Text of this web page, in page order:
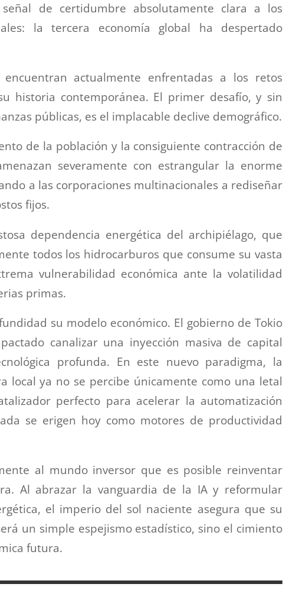
de certidumbre absolutamente clara a los
la tercera economía global ha despertado
actualmente enfrentadas a los retos
historia contemporánea. El primer desafío, y sin
públicas, es el implacable declive demográfico.
de la población y la consiguiente contracción de
severamente con estrangular la enorme
a las corporaciones multinacionales a rediseñar
fijos.
dependencia energética del archipiélago, que
todos los hidrocarburos que consume su vasta
vulnerabilidad económica ante la volatilidad
primas.
su modelo económico. El gobierno de Tokio
canalizar una inyección masiva de capital
profunda. En este nuevo paradigma, la
local ya no se percibe únicamente como una letal
perfecto para acelerar la automatización
se erigen hoy como motores de productividad
al mundo inversor que es posible reinventar
Al abrazar la vanguardia de la IA y reformular
el imperio del sol naciente asegura que su
un simple espejismo estadístico, sino el cimiento
futura.